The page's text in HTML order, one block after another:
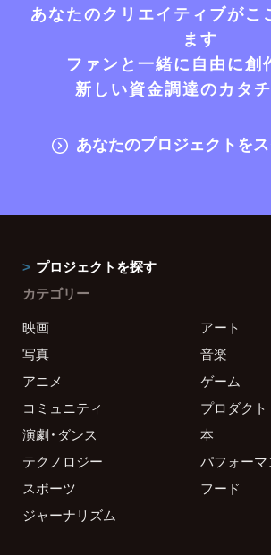
あなたのクリエイティブがこ
ます
ファンと一緒に自由に創
新しい資金調達のカタ
あなたのプロジェクトを
プロジェクトを探す
カテゴリー
映画
アート
写真
音楽
アニメ
ゲーム
コミュニティ
プロダクト
演劇・ダンス
本
テクノロジー
パフォーマ
スポーツ
フード
ジャーナリズム